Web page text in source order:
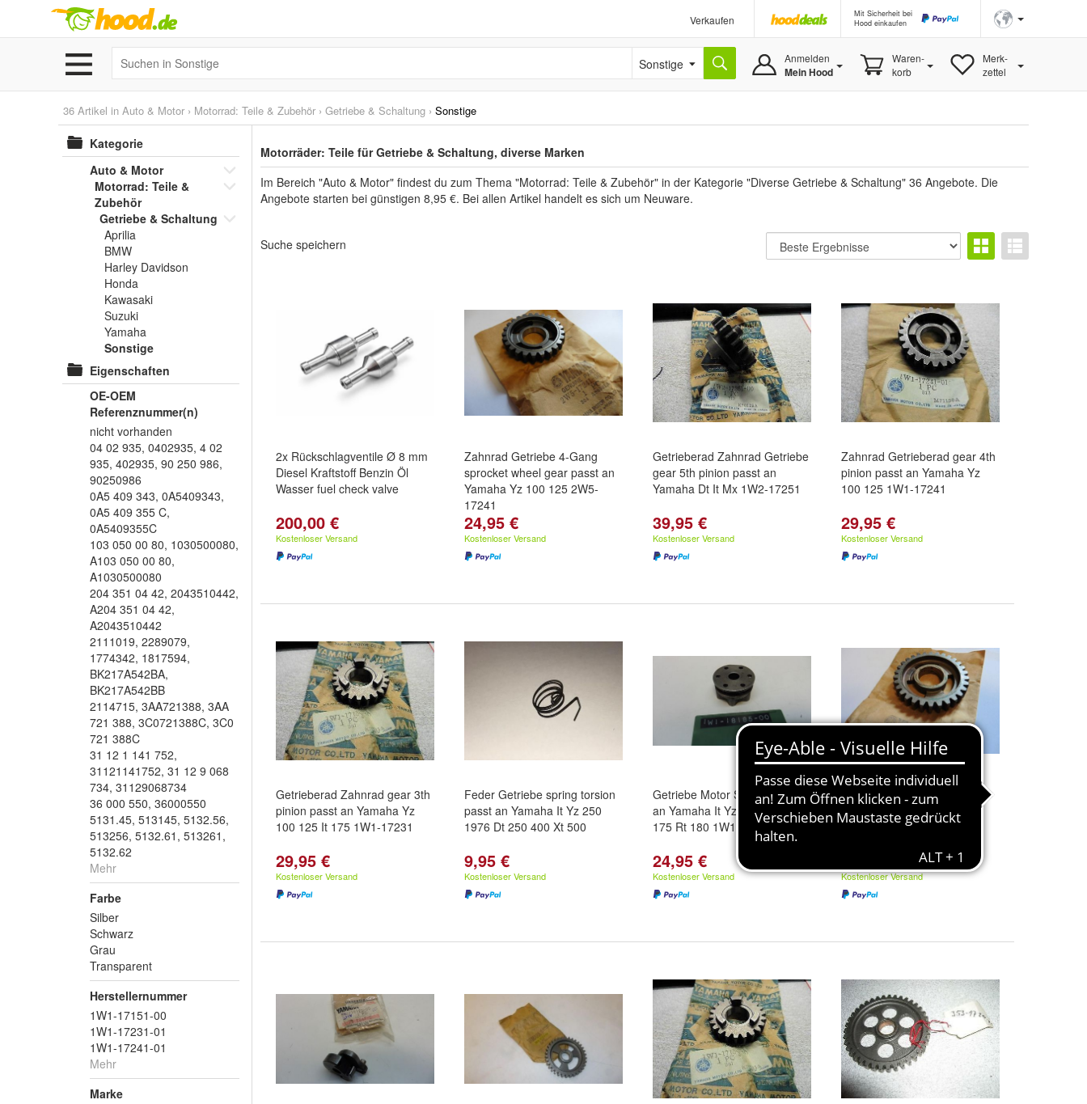
Verkaufen
Mit Sicherheit bei
Hood einkaufen
Sonstige Anmelden
Mein Hood
Waren-
korb
Merk-
zettel
36 Artikel in Auto & Motor › Motorrad: Teile & Zubehör › Getriebe & Schaltung › Sonstige
Kategorie
Auto & Motor
Motorrad: Teile &
Zubehör
Getriebe & Schaltung
Aprilia
BMW
Harley Davidson
Honda
Kawasaki
Suzuki
Yamaha
Sonstige
Eigenschaften
OE-OEM
Referenznummer(n)
nicht vorhanden
04 02 935, 0402935, 4 02
935, 402935, 90 250 986,
90250986
0A5 409 343, 0A5409343,
0A5 409 355 C,
0A5409355C
103 050 00 80, 1030500080,
A103 050 00 80,
A1030500080
204 351 04 42, 2043510442,
A204 351 04 42,
A2043510442
2111019, 2289079,
1774342, 1817594,
BK217A542BA,
BK217A542BB
2114715, 3AA721388, 3AA
721 388, 3C0721388C, 3C0
721 388C
31 12 1 141 752,
31121141752, 31 12 9 068
734, 31129068734
36 000 550, 36000550
5131.45, 513145, 5132.56,
513256, 5132.61, 513261,
5132.62
Mehr
Farbe
Silber
Schwarz
Grau
Transparent
Herstellernummer
1W1-17151-00
1W1-17231-01
1W1-17241-01
Mehr
Marke
Motorräder: Teile für Getriebe & Schaltung, diverse Marken
Im Bereich "Auto & Motor" findest du zum Thema "Motorrad: Teile & Zubehör" in der Kategorie "Diverse Getriebe & Schaltung" 36 Angebote. Die
Angebote starten bei günstigen 8,95 €. Bei allen Artikel handelt es sich um Neuware.
Suche speichern
2x Rückschlagventile Ø 8 mm
Diesel Kraftstoff Benzin Öl
Wasser fuel check valve
200,00 €
Kostenloser Versand
Zahnrad Getriebe 4-Gang
sprocket wheel gear passt an
Yamaha Yz 100 125 2W5-
17241
24,95 €
Kostenloser Versand
Getrieberad Zahnrad Getriebe
gear 5th pinion passt an
Yamaha Dt It Mx 1W2-17251
39,95 €
Kostenloser Versand
Zahnrad Getrieberad gear 4th
pinion passt an Yamaha Yz
100 125 1W1-17241
29,95 €
Kostenloser Versand
Getrieberad Zahnrad gear 3th
pinion passt an Yamaha Yz
100 125 It 175 1W1-17231
29,95 €
Kostenloser Versand
Feder Getriebe spring torsion
passt an Yamaha It Yz 250
1976 Dt 250 400 Xt 500
9,95 €
Kostenloser Versand
Getriebe Motor Segment passt
an Yamaha It Yz 100 125 Mx
175 Rt 180 1W1-18185-00
24,95 €
Kostenloser Versand
Zahnrad Getriebe 2-Gang
sprocket gear passt an
Yamaha Yz 100 125 2W5-
Kostenloser Versand